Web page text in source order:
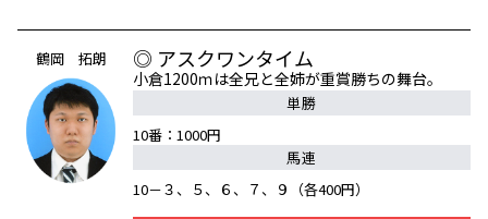
鶴岡 拓朗 ◎ アスクワンタイム
小倉1200ｍは全兄と全姉が重賞勝ちの舞台。
単勝
10番：1000円
馬連
10－３、５、６、７、９（各400円）